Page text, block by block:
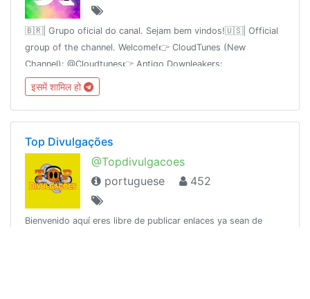
🇧🇷| Grupo oficial do canal. Sejam bem vindos!🇺🇸| Official
group of the channel. Welcome!👉 CloudTunes (New
Channel): @Cloudtunes👉 Antigo Downleakers:
@Downleakers
इसमें शामिल हो
Top Divulgações
@Topdivulgacoes
portuguese
452
Bienvenido aquí eres libre de publicar enlaces ya sean de